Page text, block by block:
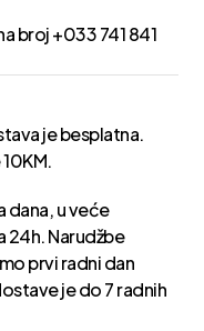
broj +033 741 841
je besplatna.
dana, u veće
24h. Narudžbe
prvi radni dan
je do 7 radnih